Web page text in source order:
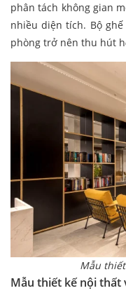
phân tách không gian
nhiều diện tích. Bộ
phòng trở nên thu hút
Mẫu
Mẫu thiết kế nội thất